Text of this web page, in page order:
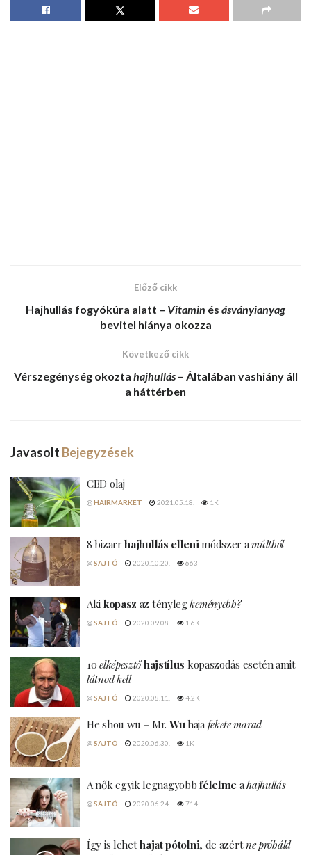
Előző cikk
Hajhullás fogyókúra alatt – Vitamin és ásványianyag
bevitel hiánya okozza
Következő cikk
Vérszegénységokozta hajhullás– Általában vashiány áll
a háttérben
Javasolt Bejegyzések
CBD olaj
@HAIRMARKET 2021.05.18. 1K
8 bizarrhajhullás elleni módszer amúltból
@SAJTÓ 2020.10.20. 663
Aki kopasz az ténylegkeményebb?
@SAJTÓ 2020.09.08. 1.6K
10elképesztőhajstílus kopaszodás esetén amit
látnod kell
@SAJTÓ 2020.08.11. 4.2K
He shou wu – Mr. Wuhajafekete marad
@SAJTÓ 2020.06.30. 1K
A nők egyik legnagyobbfélelme ahajhullás
@SAJTÓ 2020.06.24. 714
Így is lehethajat pótolni, de azértne próbáld